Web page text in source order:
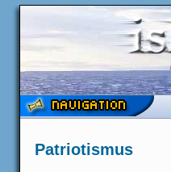
Patriotismus